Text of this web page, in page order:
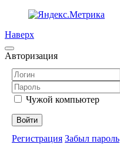
Наверх
Авторизация
Чужой компьютер
Войти
Регистрация Забыл пароль